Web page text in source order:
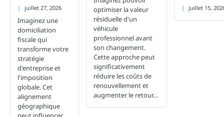
juillet 27, 2026
Imaginez une
domiciliation
fiscale qui
transforme votre
stratégie
d'entreprise et
l'imposition
globale. Cet
alignement
géographique
optimiser la valeur
résiduelle d'un
véhicule
professionnel avant
son changement.
Cette approche peut
significativement
réduire les coûts de
renouvellement et
augmenter le retour…
juillet 15,